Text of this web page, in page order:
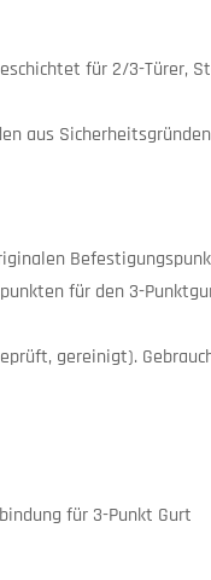
für 2/3-Türer,
aus
für den 3-
gereinigt).
für 3-Punkt Gurt